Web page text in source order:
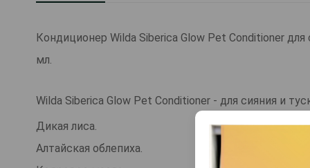
Кондиционер Wilda Siberica Glow Pet Conditioner
мл.
Wilda Siberica Glow Pet Conditioner - для сияния и
Дикая лиса.
Алтайская облепиха.